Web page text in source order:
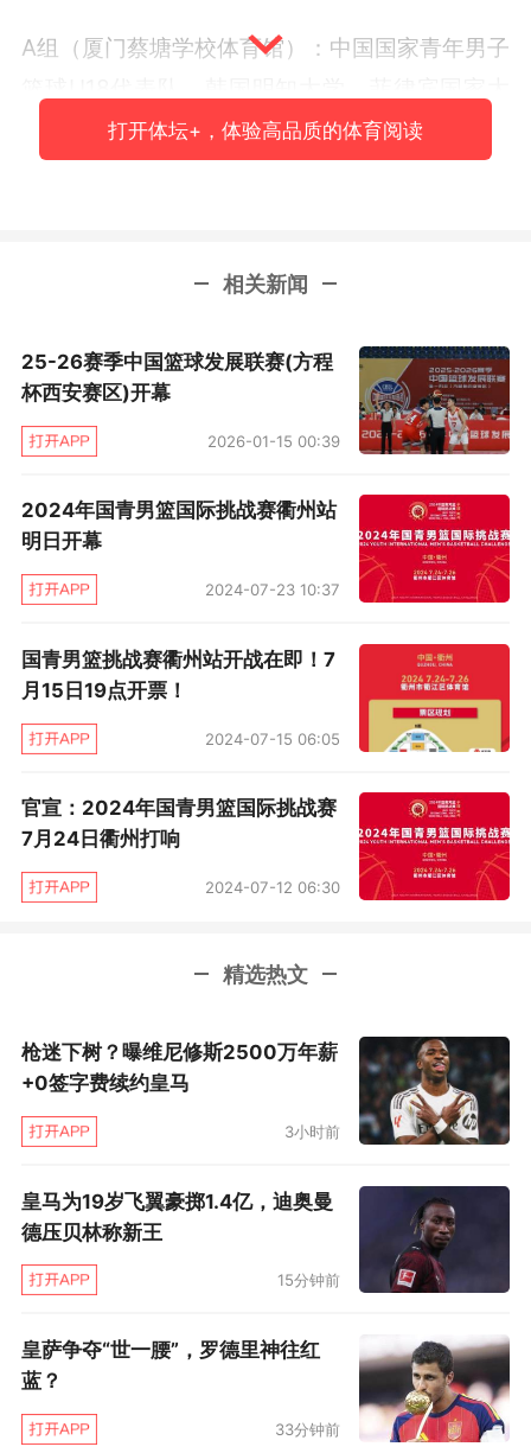
A组（厦门蔡塘学校体育馆）：中国国家青年男子
学、马来西亚挑选队。
B组（浦城县体育中心）：华侨大学、香港岭南大
打开体坛+，体验高品质的体育阅读
相关新闻
25-26赛季中国篮球发展联赛(方程
杯西安赛区)开幕
2026-01-15 00:39
2024年国青男篮国际挑战赛衢州站
明日开幕
2024-07-23 10:37
国青男篮挑战赛衢州站开战在即！7
月15日19点开票！
2024-07-15 06:05
官宣：2024年国青男篮国际挑战赛
7月24日衢州打响
2024-07-12 06:30
精选热文
枪迷下树？曝维尼修斯2500万年薪
+0签字费续约皇马
3小时前
皇马为19岁飞翼豪掷1.4亿，迪奥曼
德压贝林称新王
15分钟前
皇萨争夺“世一腰”，罗德里神往红
蓝？
33分钟前